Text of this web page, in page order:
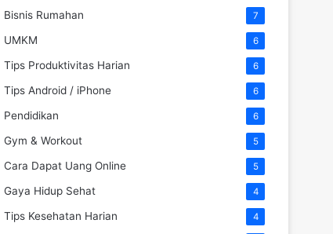
Bisnis Rumahan 7
UMKM 6
Tips Produktivitas Harian 6
Tips Android / iPhone 6
Pendidikan 6
Gym & Workout 5
Cara Dapat Uang Online 5
Gaya Hidup Sehat 4
Tips Kesehatan Harian 4